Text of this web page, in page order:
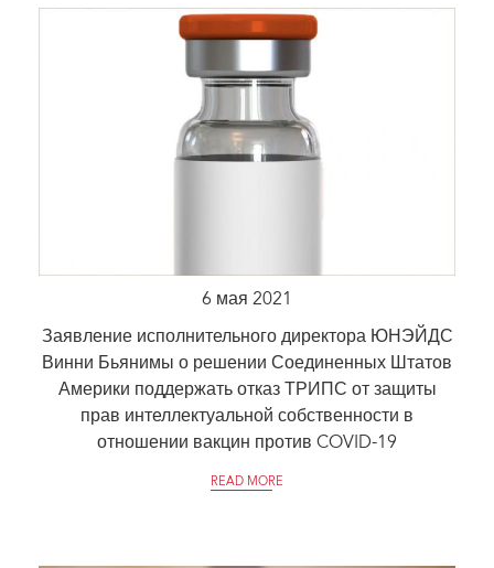
6 мая 2021
Заявление исполнительного директора ЮНЭЙДС
Винни Бьянимы о решении Соединенных Штатов
Америки поддержать отказ ТРИПС от защиты
прав интеллектуальной собственности в
отношении вакцин против COVID-19
READ MORE